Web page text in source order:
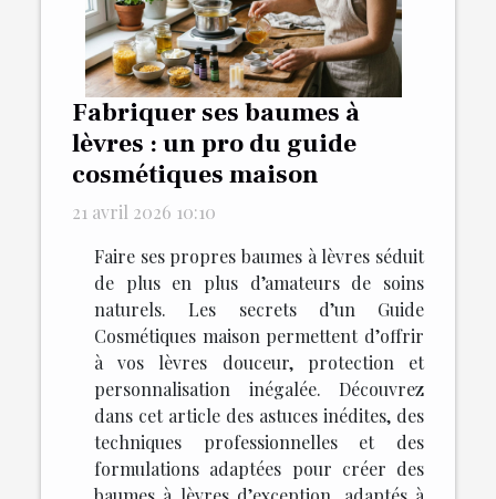
Fabriquer ses baumes à
lèvres : un pro du guide
cosmétiques maison
21 avril 2026 10:10
Faire ses propres baumes à lèvres séduit
de plus en plus d’amateurs de soins
naturels. Les secrets d’un Guide
Cosmétiques maison permettent d’offrir
à vos lèvres douceur, protection et
personnalisation inégalée. Découvrez
dans cet article des astuces inédites, des
techniques professionnelles et des
formulations adaptées pour créer des